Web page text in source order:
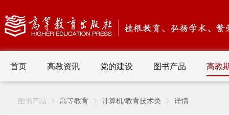
首页 高教资讯 党的建设 图书产品 高教
图书产品 高等教育 计算机/教育技术类 详情